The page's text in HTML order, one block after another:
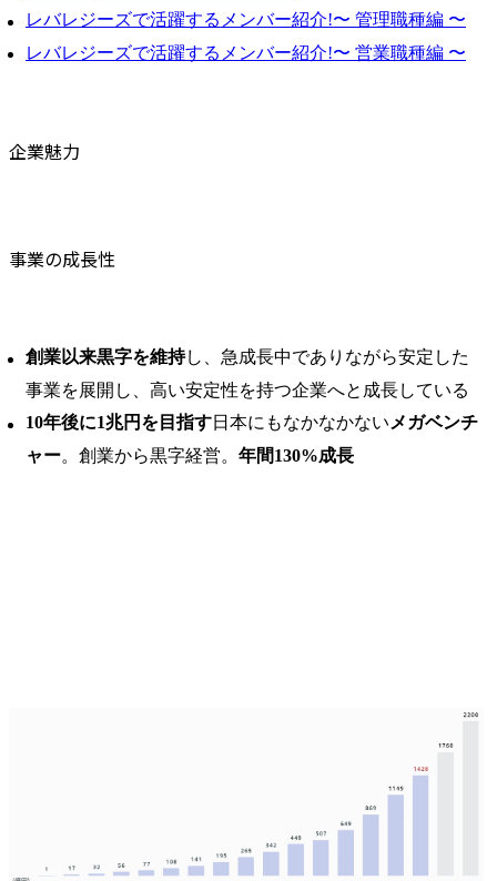
レバレジーズで活躍するメンバー紹介!〜 管理職種編 〜
レバレジーズで活躍するメンバー紹介!〜 営業職種編 〜
企業魅力
事業の成長性
創業以来黒字を維持し、急成長中でありながら安定した
事業を展開し、高い安定性を持つ企業へと成長している
10年後に1兆円を目指す日本にもなかなかない メガベンチ
ャー。創業から黒字経営。 年間130%成長